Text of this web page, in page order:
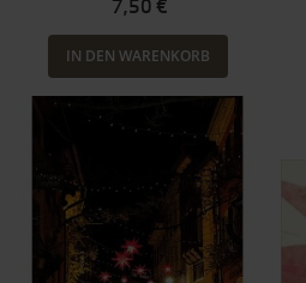
7,50 €
IN DEN WARENKORB